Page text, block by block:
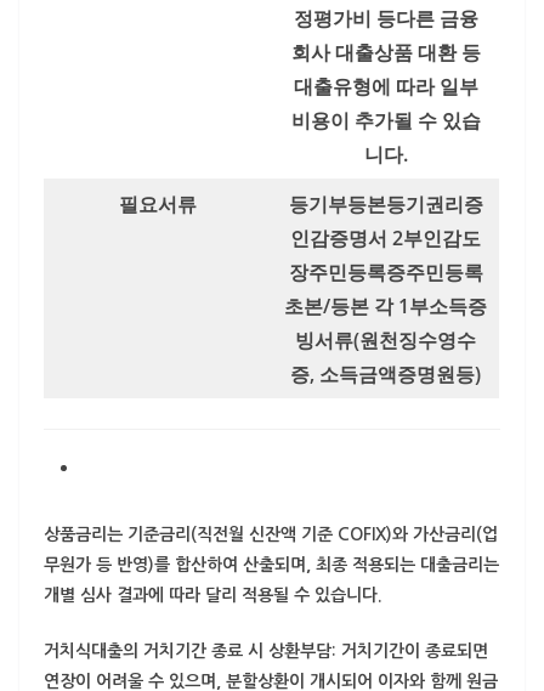
정평가비 등다른 금융
회사 대출상품 대환 등
대출유형에 따라 일부
비용이 추가될 수 있습
니다.
필요서류
등기부등본등기권리증
인감증명서 2부인감도
장주민등록증주민등록
초본/등본 각 1부소득증
빙서류(원천징수영수
증, 소득금액증명원등)
상품금리는 기준금리(직전월 신잔액 기준 COFIX)와 가산금리(업
무원가 등 반영)를 합산하여 산출되며, 최종 적용되는 대출금리는
개별 심사 결과에 따라 달리 적용될 수 있습니다.
거치식대출의 거치기간 종료 시 상환부담: 거치기간이 종료되면
연장이 어려울 수 있으며, 분할상환이 개시되어 이자와 함께 원금